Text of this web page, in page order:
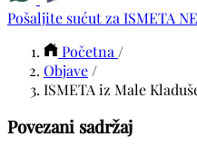
Pošaljite sućut za ISMETA
Početna /
Objave /
ISMETA iz Male
Povezani sadržaj